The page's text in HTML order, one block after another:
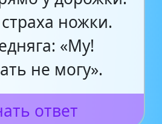
ножки.
«Му!
не могу».
ответ